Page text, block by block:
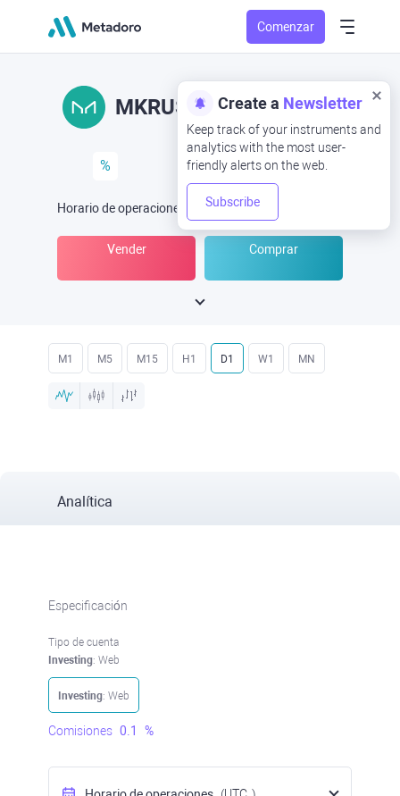
Comenzar
Create a Newsletter
Keep track of your instruments and
analytics with the most user-
friendly alerts on the web.
Subscribe
MKRUSD MKR/USD
%
Horario de operaciones (UTC) -Abrir ahora
Vender Comprar
M1 M5 M15 H1 D1 W1 MN
Analítica
Especificación
Tipo de cuenta
Investing: Web
Investing: Web
Comisiones 0.1 %